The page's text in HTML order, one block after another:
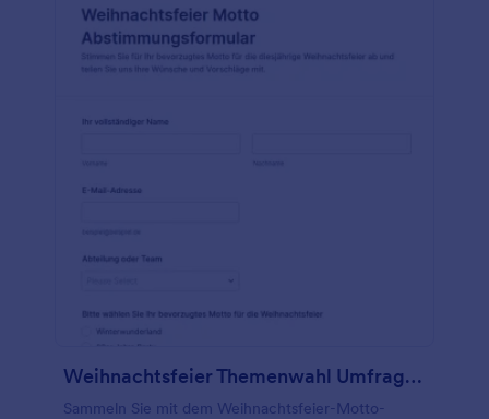
werden. Diese Formularvorlage enthält auch
Formularfelder, die nach dem Namen des gekauften
Produkts, der Bestellnummer, dem Gesamtbetrag
Widget, das automatisch einen eindeutigen Wert für
Formularvorlage verwendet auch das Datei-Upload-
Weihnachtsfeier Themenwahl Umfrage 🎄✨🎉
Sammeln Sie mit dem Weihnachtsfeier-Motto-